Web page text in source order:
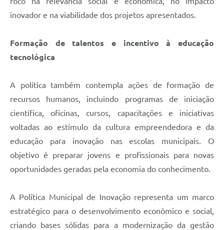
inovador e na viabilidade dos projetos apresentados.
Formação de talentos e incentivo à educação
tecnológica
A política também contempla ações de formação de
recursos humanos, incluindo programas de iniciação
científica, oficinas, cursos, capacitações e iniciativas
voltadas ao estímulo da cultura empreendedora e da
educação para inovação nas escolas municipais. O
objetivo é preparar jovens e profissionais para novas
oportunidades geradas pela economia do conhecimento.
A Política Municipal de Inovação representa um marco
estratégico para o desenvolvimento econômico e social,
criando bases sólidas para a modernização da gestão